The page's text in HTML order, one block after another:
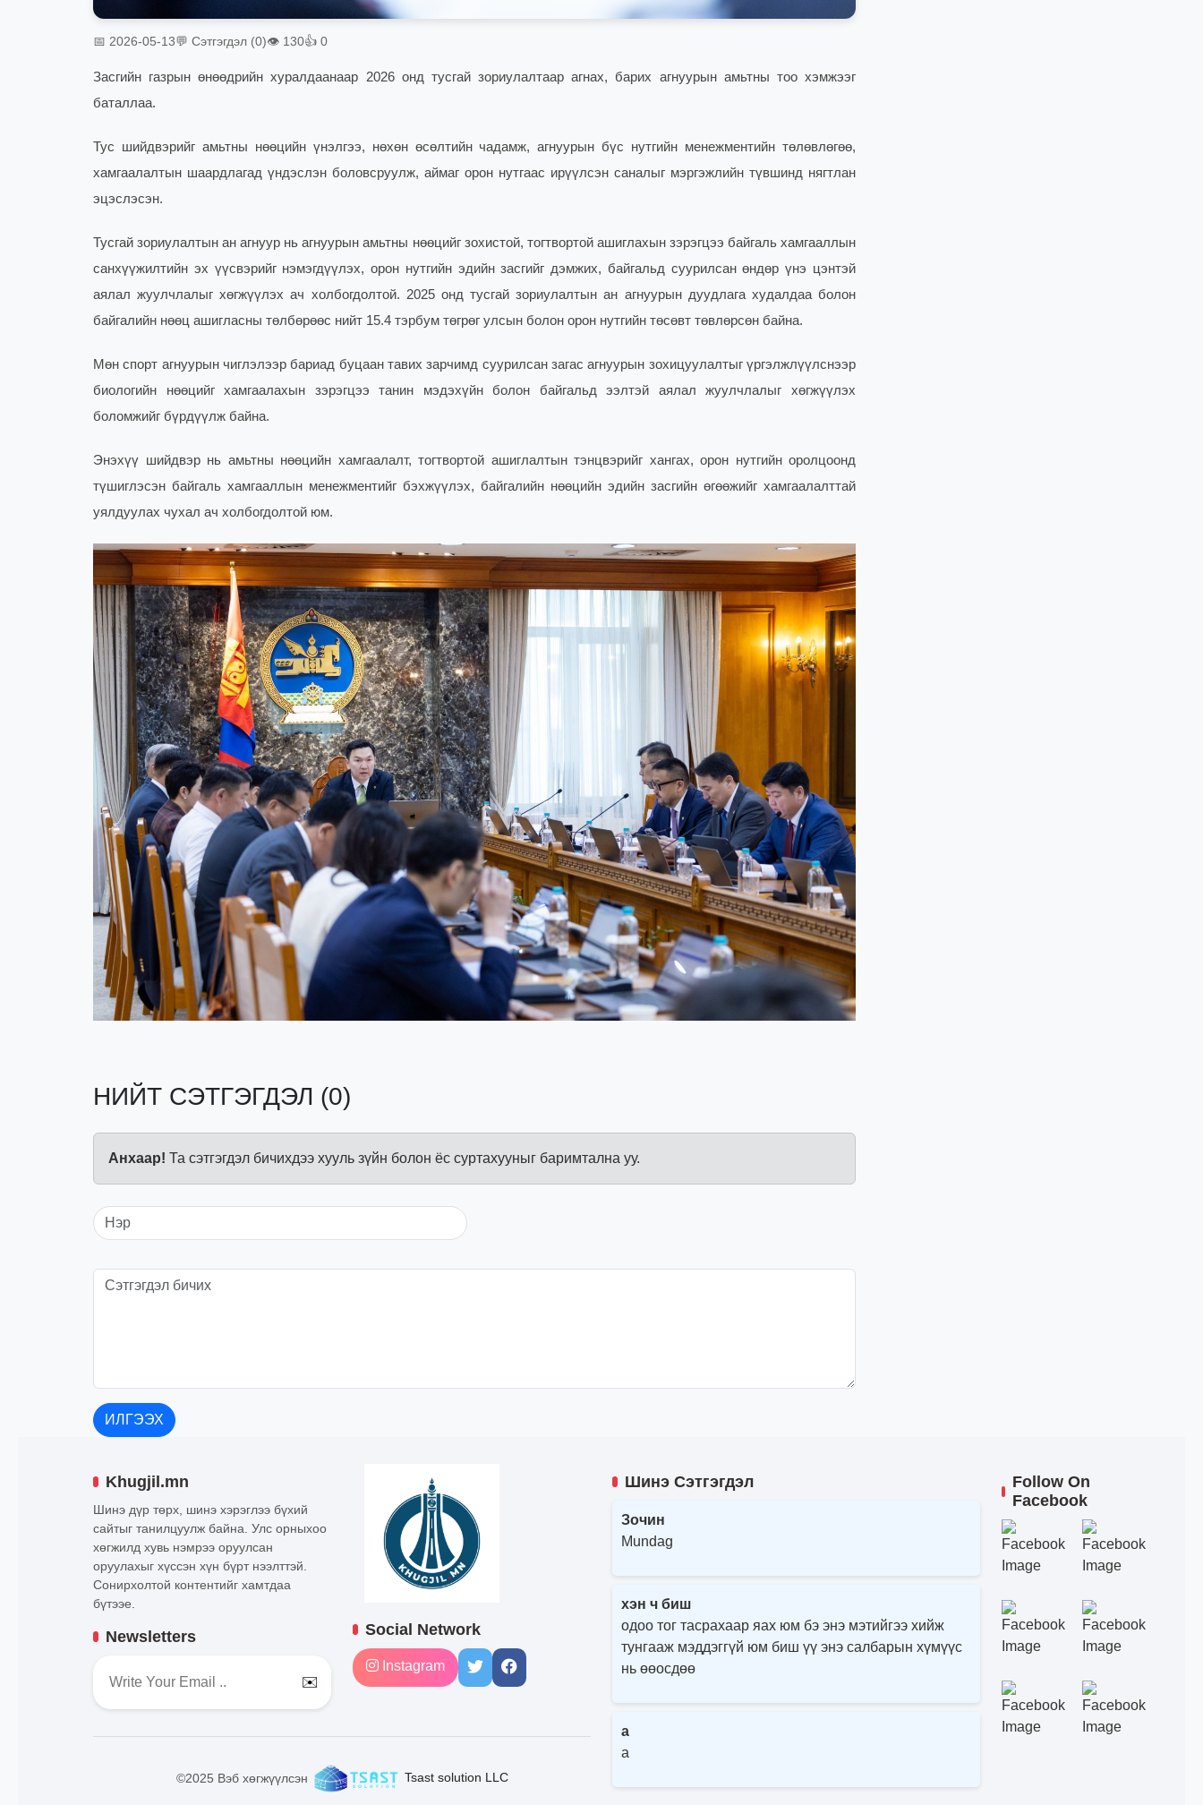
📅 2026-05-13💬 Сэтгэгдэл (0)👁 130👍 0
Засгийн газрын өнөөдрийн хуралдаанаар 2026 онд тусгай зориулалтаар агнах, барих агнуурын амьтны тоо хэмжээг
баталлаа.
Тус шийдвэрийг амьтны нөөцийн үнэлгээ, нөхөн өсөлтийн чадамж, агнуурын бүс нутгийн менежментийн төлөвлөгөө,
хамгаалалтын шаардлагад үндэслэн боловсруулж, аймаг орон нутгаас ирүүлсэн саналыг мэргэжлийн түвшинд нягтлан
эцэслэсэн.
Тусгай зориулалтын ан агнуур нь агнуурын амьтны нөөцийг зохистой, тогтвортой ашиглахын зэрэгцээ байгаль хамгааллын
санхүүжилтийн эх үүсвэрийг нэмэгдүүлэх, орон нутгийн эдийн засгийг дэмжих, байгальд суурилсан өндөр үнэ цэнтэй
аялал жуулчлалыг хөгжүүлэх ач холбогдолтой. 2025 онд тусгай зориулалтын ан агнуурын дуудлага худалдаа болон
байгалийн нөөц ашигласны төлбөрөөс нийт 15.4 тэрбум төгрөг улсын болон орон нутгийн төсөвт төвлөрсөн байна.
Мөн спорт агнуурын чиглэлээр бариад буцаан тавих зарчимд суурилсан загас агнуурын зохицуулалтыг үргэлжлүүлснээр
биологийн нөөцийг хамгаалахын зэрэгцээ танин мэдэхүйн болон байгальд ээлтэй аялал жуулчлалыг хөгжүүлэх
боломжийг бүрдүүлж байна.
Энэхүү шийдвэр нь амьтны нөөцийн хамгаалалт, тогтвортой ашиглалтын тэнцвэрийг хангах, орон нутгийн оролцоонд
түшиглэсэн байгаль хамгааллын менежментийг бэхжүүлэх, байгалийн нөөцийн эдийн засгийн өгөөжийг хамгаалалттай
уялдуулах чухал ач холбогдолтой юм.
НИЙТ СЭТГЭГДЭЛ (0)
Анхаар! Та сэтгэгдэл бичихдээ хууль зүйн болон ёс суртахууныг баримтална уу.
ИЛГЭЭХ
Khugjil.mn
Шинэ дүр төрх, шинэ хэрэглээ бүхий
сайтыг танилцуулж байна. Улс орныхоо
хөгжилд хувь нэмрээ оруулсан
оруулахыг хүссэн хүн бүрт нээлттэй.
Сонирхолтой контентийг хамтдаа
бүтээе.
Newsletters
✉️
Social Network
Instagram
©2025 Вэб хөгжүүлсэн Tsast solution LLC
Шинэ Сэтгэгдэл
Зочин
Mundag
хэн ч биш
одоо тог тасрахаар яах юм бэ энэ мэтийгээ хийж
тунгааж мэддэггүй юм биш үү энэ салбарын хүмүүс
нь өөосдөө
a
a
Follow On
Facebook